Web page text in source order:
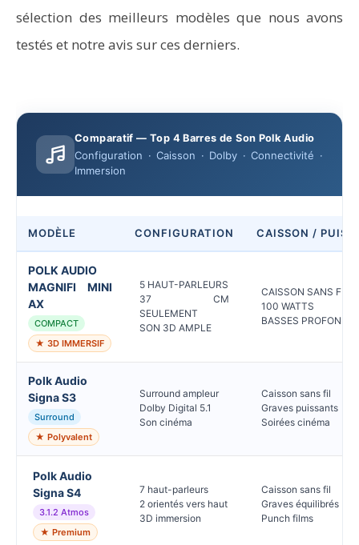
sélection des meilleurs modèles que nous avons
testés et notre avis sur ces derniers.
Comparatif — Top 4 Barres de Son Polk Audio
Configuration · Caisson · Dolby · Connectivité ·
Immersion
MODÈLE CONFIGURATION CAISSON /
POLK AUDIO
MAGNIFI MINI
AX
COMPACT
★ 3D IMMERSIF
5 HAUT-PARLEURS
37 CM
SEULEMENT
SON 3D AMPLE
CAISSON SANS FIL
100 WATTS
BASSES
Polk Audio
Signa S3
Surround
★ Polyvalent
Surround ampleur
Dolby Digital 5.1
Son cinéma
Caisson sans fil
Graves puissants
Soirées cinéma
Polk Audio
Signa S4
3.1.2 Atmos
★ Premium
7 haut-parleurs
2 orientés vers haut
3D immersion
Caisson sans fil
Graves équilibrés
Punch films